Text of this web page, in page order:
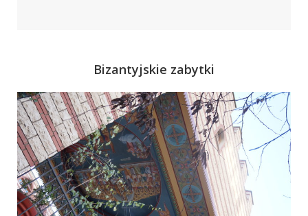
Bizantyjskie zabytki